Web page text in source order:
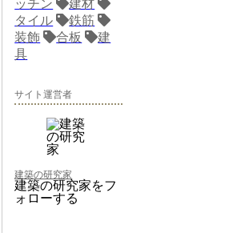
ッチン
建材
タイル
鉄筋
装飾
合板
建
具
サイト運営者
建築の研究家
建築の研究家をフ
ォローする